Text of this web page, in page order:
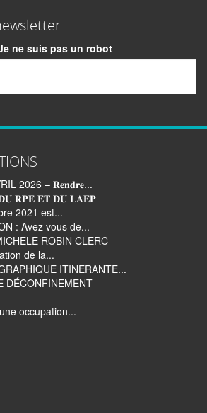
ne suis pas un robot
2026 – 𝐑𝐞𝐧𝐝𝐫𝐞...
𝐑𝐏𝐄 𝐄𝐓 𝐃𝐔 𝐋𝐀𝐄𝐏
2021 est...
: Avez vous de...
ROBIN CLERC
de la...
ITINERANTE...
DÉCONFINEMENT
occupation...